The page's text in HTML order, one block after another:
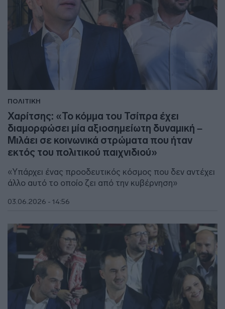
ΠΟΛΙΤΙΚΗ
Χαρίτσης: «Το κόμμα του Τσίπρα έχει
διαμορφώσει μία αξιοσημείωτη δυναμική –
Μιλάει σε κοινωνικά στρώματα που ήταν
εκτός του πολιτικού παιχνιδιού»
«Υπάρχει ένας προοδευτικός κόσμος που δεν αντέχει
άλλο αυτό το οποίο ζει από την κυβέρνηση»
03.06.2026 - 14:56